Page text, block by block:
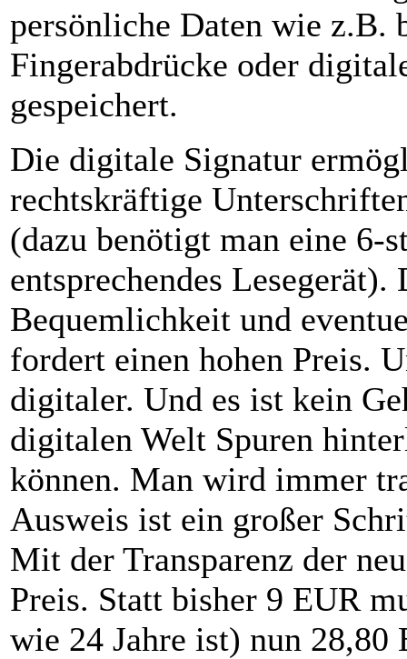
persönliche Daten wie z.B.
Fingerabdrücke oder
gespeichert.
Die digitale Signatur
rechtskräftige
(dazu benötigt man eine 6-
entsprechendes Lesegerät).
Bequemlichkeit und
fordert einen hohen Preis.
digitaler. Und es ist kein
digitalen Welt Spuren
können. Man wird immer
Ausweis ist ein großer
Mit der Transparenz der
Preis. Statt bisher 9 EUR
wie 24 Jahre ist) nun 28,80